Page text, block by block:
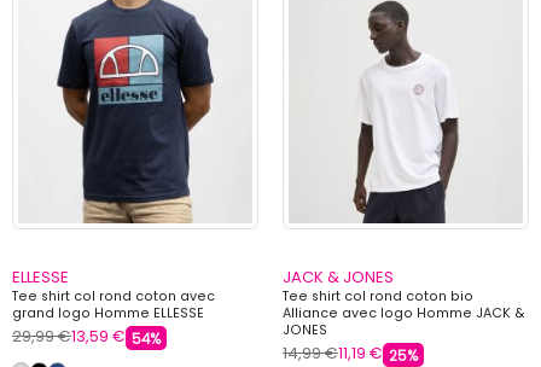
ELLESSE
Tee shirt col rond coton avec
grand logo Homme ELLESSE
29,99 €13,59 € 54%
JACK & JONES
Tee shirt col rond coton bio
Alliance avec logo Homme JACK &
JONES
14,99 €11,19 € 25%